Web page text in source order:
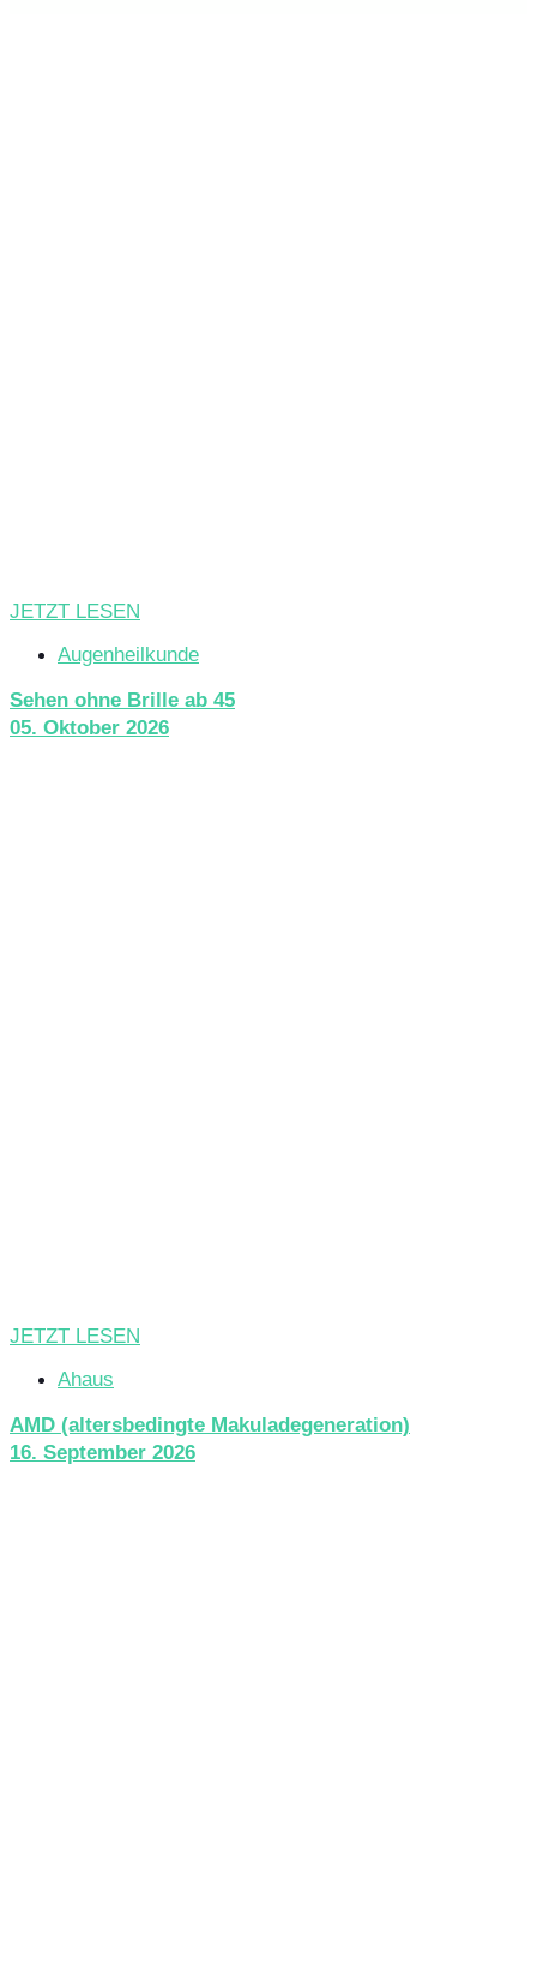
JETZT LESEN
Augenheilkunde
Sehen ohne Brille ab 45
05. Oktober 2026
JETZT LESEN
Ahaus
AMD (altersbedingte Makuladegeneration)
16. September 2026